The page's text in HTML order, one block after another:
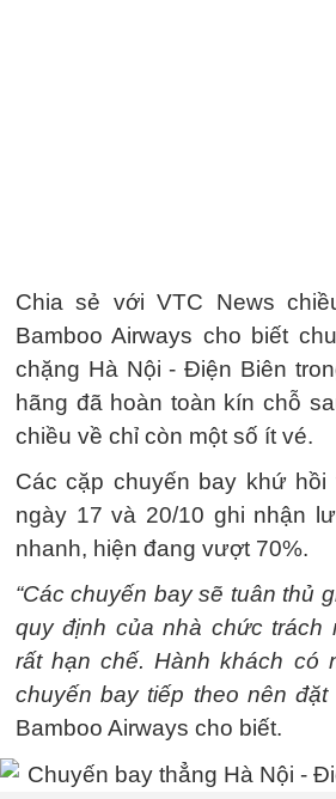
Chia sẻ với VTC News
Bamboo Airways cho biết
chặng Hà Nội - Điện Biên
hãng đã hoàn toàn kín chỗ
chiều về chỉ còn một số ít vé.
Các cặp chuyến bay khứ hồi
ngày 17 và 20/10 ghi nhận
nhanh, hiện đang vượt 70%.
“Các chuyến bay sẽ tuân thủ
quy định của nhà chức trách
rất hạn chế. Hành khách có
chuyến bay tiếp theo nên đặt
Bamboo Airways cho biết.